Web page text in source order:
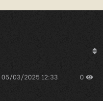
05/03/2025 12:33 0